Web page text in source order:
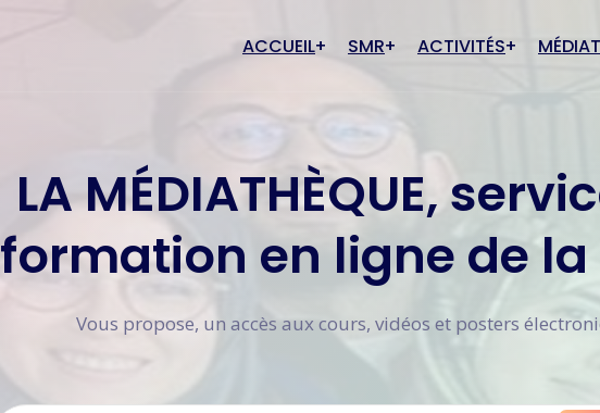
ACCUEIL SMR
Comité junior Inscription
ACTIVITÉS
Évènements à venir
Anciens évènements
Cours
LA MÉDIATHÈQUE,
formation en ligne de la
Vous propose, un accès aux cours, vidéos et posters